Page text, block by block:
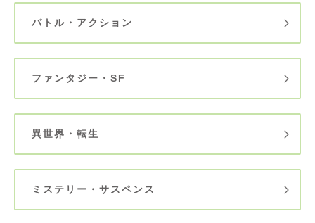
バトル・アクション
ファンタジー・SF
異世界・転生
ミステリー・サスペンス